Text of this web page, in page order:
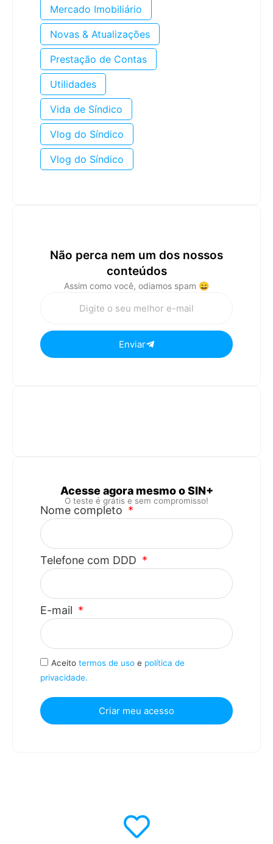
Mercado Imobiliário
Novas & Atualizações
Prestação de Contas
Utilidades
Vida de Síndico
Vlog do Síndico
Vlog do Síndico
Não perca nem um dos nossos
conteúdos
Assim como você, odiamos spam 😄
Enviar
Acesse agora mesmo o SIN+
O teste é grátis e sem compromisso!
Nome completo
Telefone com DDD
E-mail
Aceito termos de uso e política de
privacidade.
Criar meu acesso